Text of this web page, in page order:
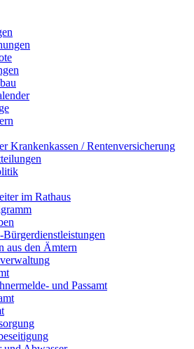
Krankenkassen / Rentenversicherung
im Rathaus
aus den Ämtern
und Passamt